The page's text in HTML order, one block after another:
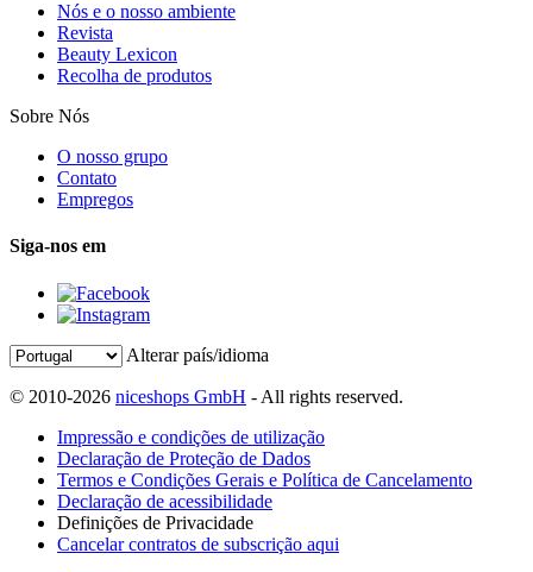
Nós e o nosso ambiente
Revista
Beauty Lexicon
Recolha de produtos
Sobre Nós
O nosso grupo
Contato
Empregos
Siga-nos em
Alterar país/idioma
© 2010-2026 niceshops GmbH - All rights reserved.
Impressão e condições de utilização
Declaração de Proteção de Dados
Termos e Condições Gerais e Política de Cancelamento
Declaração de acessibilidade
Definições de Privacidade
Cancelar contratos de subscrição aqui